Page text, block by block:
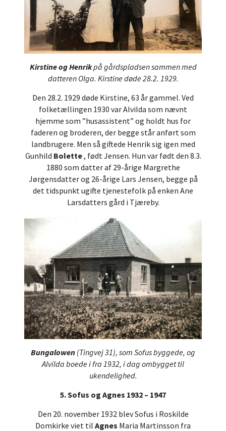
Kirstine og Henrikpå gårdspladsen sammen med
datteren Olga. Kirstine døde 28.2. 1929.
Den 28.2. 1929 døde Kirstine, 63 år gammel. Ved
folketællingen 1930 var Alvilda som nævnt
hjemme som ”husassistent” og holdt hus for
faderen og broderen, der begge står anført som
landbrugere. Men så giftede Henrik sig igen med
Gunhild Bolette, født Jensen. Hun var født den 8.3.
1880 som datter af 29-årige Margrethe
Jørgensdatter og 26-årige Lars Jensen, begge på
det tidspunkt ugifte tjenestefolk på enken Ane
Larsdatters gård i Tjæreby.
Bungalowen (Tingvej 31), som Sofus byggede, og
Alvilda boede i fra 1932, i dag ombygget til
ukendelighed.
5. Sofus og Agnes 1932 – 1947
Den 20. november 1932 blev Sofus i Roskilde
Domkirke viet til Agnes Maria Martinsson fra